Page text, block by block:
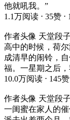
他就吼我。”
1.1万阅读 ⋅ 35赞 ⋅
作者头像 天堂段
高中的时候，荷
成清早的闹铃，
福。一星期之后
10.0万阅读 ⋅ 145
作者头像 天堂段
一闺蜜在家人的